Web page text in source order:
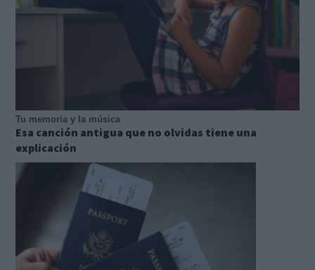
Tu memoria y la música
Esa canción antigua que no olvidas tiene una
explicación